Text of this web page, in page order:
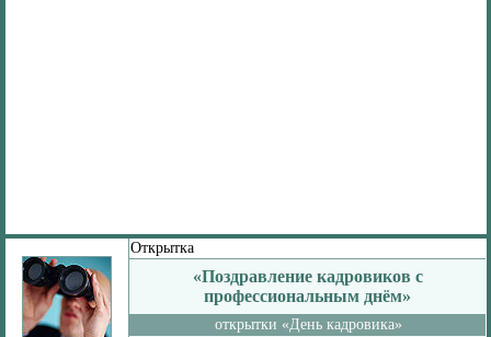
Открытка
«Поздравление кадровиков с
профессиональным днём»
открытки «День кадровика»